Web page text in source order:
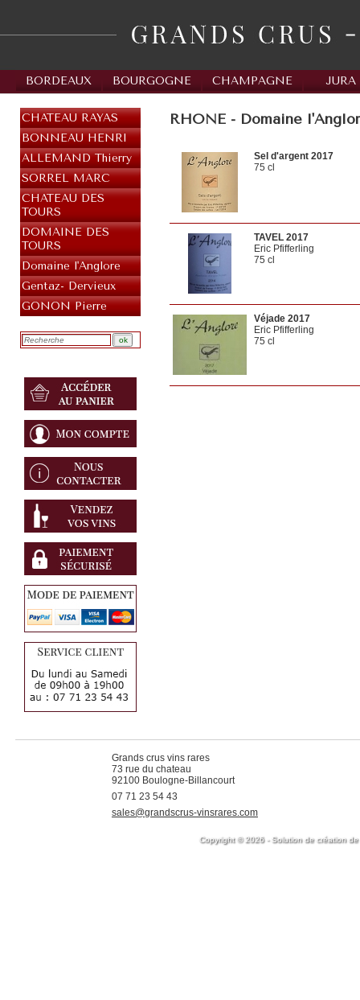
BORDEAUX BOURGOGNE CHAMPAGNE JURA
CHATEAU RAYAS
BONNEAU HENRI
ALLEMAND Thierry
SORREL MARC
CHATEAU DES
TOURS
DOMAINE DES
TOURS
Domaine l'Anglore
Gentaz- Dervieux
GONON Pierre
RHONE - Domaine
Sel d'argent 2017
75 cl
TAVEL 2017
Eric Pfifferling
75 cl
Véjade 2017
Eric Pfifferling
75 cl
Grands crus vins rares
73 rue du chateau
92100 Boulogne-Billancourt
07 71 23 54 43
sales@grandscrus-vinsrares.com
Copyright © 2026 - Solution de création